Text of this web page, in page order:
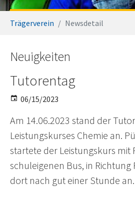
Trägerverein Newsdetail
Neuigkeiten
Tutorentag
06/15/2023
Am 14.06.2023 stand der
Leistungskurses Chemie an.
startete der Leistungskurs mit
schuleigenen Bus, in
dort nach gut einer Stunde an.